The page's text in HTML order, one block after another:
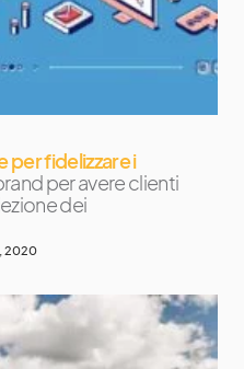
per fidelizzare i
per avere clienti
dei
2020